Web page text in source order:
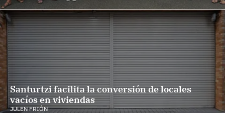
Santurtzi facilita la conversión de locales
vacíos en viviendas
JULEN FRIÓN